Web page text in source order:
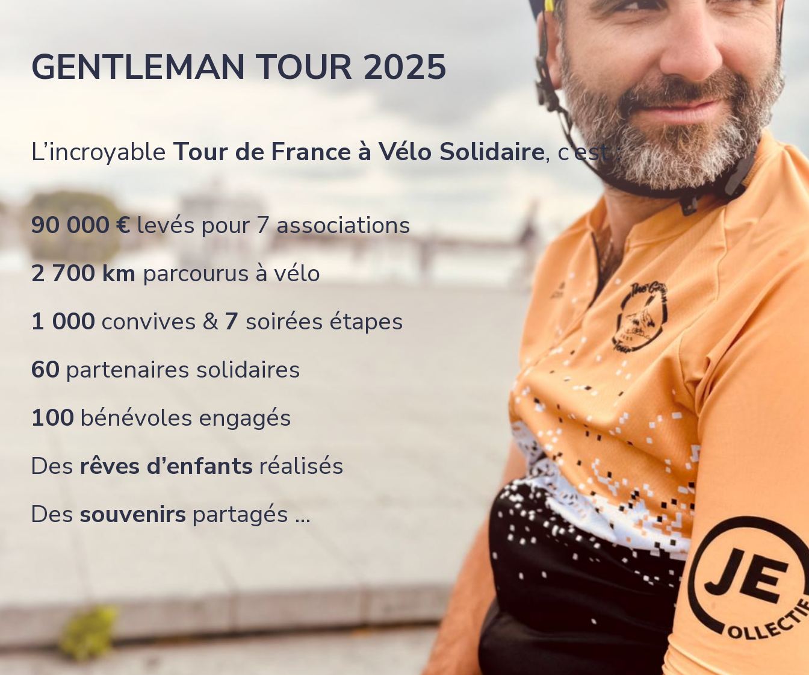
GENTLEMAN TOUR 2025
L’incroyable Tour de France à Vélo Solidaire, c’est :
90 000 €levés pour 7 associations
2 700 kmparcourus à vélo
1 000 convives & 7 soirées étapes
60 partenaires solidaires
100 bénévoles engagés
Des rêves d’enfants réalisés
Des souvenirs partagés …